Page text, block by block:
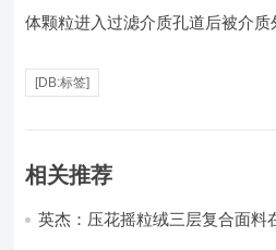
体颗粒进入过滤介质孔道后被介质
[DB:标签]
相关推荐
英杰：压花摇粒绒三层复合面料